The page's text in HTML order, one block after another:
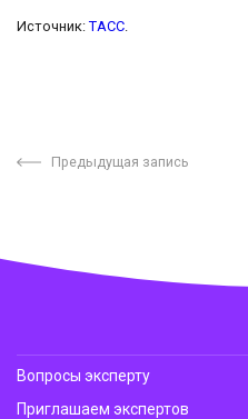
Источник: ТАСС.
Предыдущая запись
Вопросы эксперту
Приглашаем экспертов